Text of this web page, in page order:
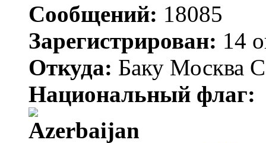
Сообщений: 18085
Зарегистрирован: 14
Откуда: Баку Москва
Национальный флаг: